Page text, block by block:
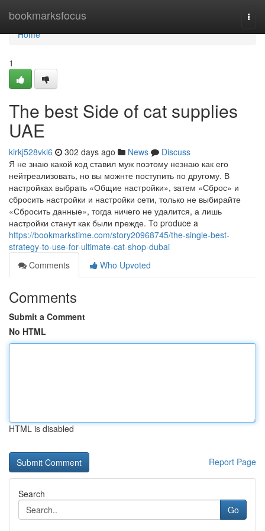
bookmarksfocus
Home
Home
1
The best Side of cat supplies
UAE
kirkj528vkl6 302 days ago News
Discuss
Я не знаю какой код ставил муж поэтому незнаю как его
нейтреализовать, но вы можнте поступить по другому. В
настройках выбрать «Общие настройки», затем «Сброс» и
сбросить настройки и настройки сети, только не выбирайте
«Сбросить данные», тогда ничего не удалится, а лишь
настройки станут как были прежде. To produce a
https://bookmarkstime.com/story20968745/the-single-best-
strategy-to-use-for-ultimate-cat-shop-dubai
Comments
Who Upvoted
Comments
Submit a Comment
No HTML
HTML is disabled
Report Page
Search
Go